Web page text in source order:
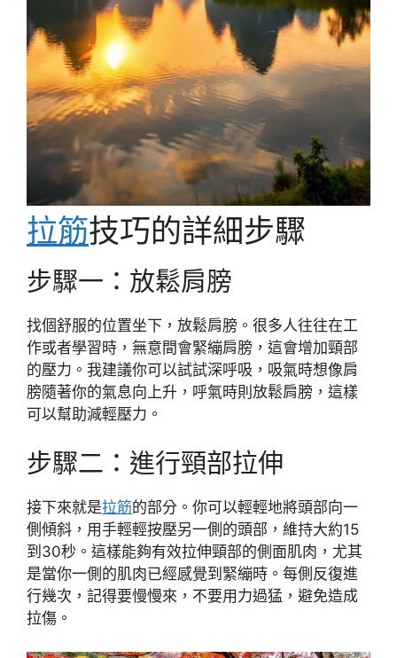
拉筋技巧的詳細步驟
步驟一：放鬆肩膀
找個舒服的位置坐下，放鬆肩膀。很多人往往在工
作或者學習時，無意間會緊繃肩膀，這會增加頸部
的壓力。我建議你可以試試深呼吸，吸氣時想像肩
膀隨著你的氣息向上升，呼氣時則放鬆肩膀，這樣
可以幫助減輕壓力。
步驟二：進行頸部拉伸
接下來就是拉筋的部分。你可以輕輕地將頭部向一
側傾斜，用手輕輕按壓另一側的頭部，維持大約15
到30秒。這樣能夠有效拉伸頸部的側面肌肉，尤其
是當你一側的肌肉已經感覺到緊繃時。每側反復進
行幾次，記得要慢慢來，不要用力過猛，避免造成
拉傷。